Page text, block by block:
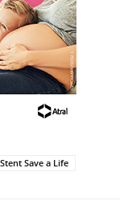
Stent Save a Life